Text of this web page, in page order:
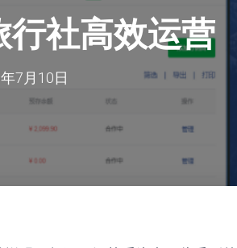
行社高效运营
7月10日